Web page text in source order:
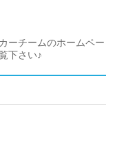
ーチームのホームペー
下さい♪